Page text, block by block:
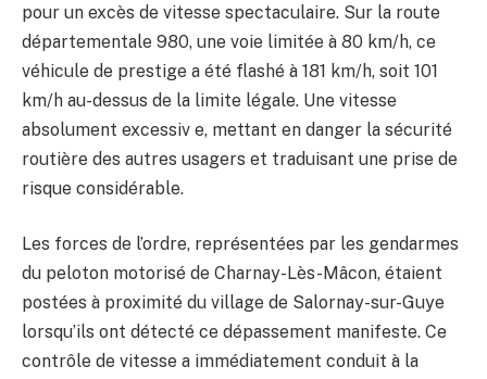
pour un excès de vitesse spectaculaire. Sur la route
départementale 980, une voie limitée à 80 km/h, ce
véhicule de prestige a été flashé à 181 km/h, soit 101
km/h au-dessus de la limite légale. Une vitesse
absolument excessiv e, mettant en danger la sécurité
routière des autres usagers et traduisant une prise de
risque considérable.
Les forces de l’ordre, représentées par les gendarmes
du peloton motorisé de Charnay-Lès-Mâcon, étaient
postées à proximité du village de Salornay-sur-Guye
lorsqu’ils ont détecté ce dépassement manifeste. Ce
contrôle de vitesse a immédiatement conduit à la